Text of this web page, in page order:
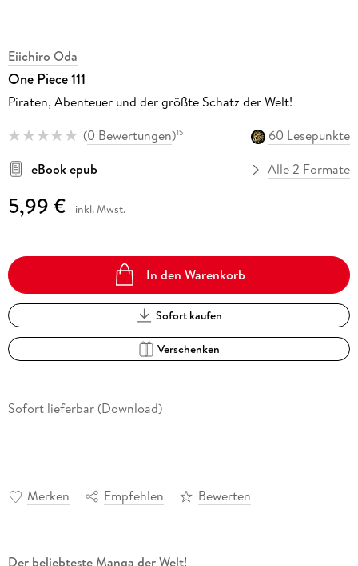
Eiichiro Oda
One Piece 111
Piraten, Abenteuer und der größte Schatz der Welt!
(0 Bewertungen)15
60 Lesepunkte
eBook epub
Alle 2 Formate
5,99 € inkl. Mwst.
In den Warenkorb
Sofort kaufen
Verschenken
Sofort lieferbar (Download)
Merken Empfehlen Bewerten
Der beliebteste Manga der Welt!